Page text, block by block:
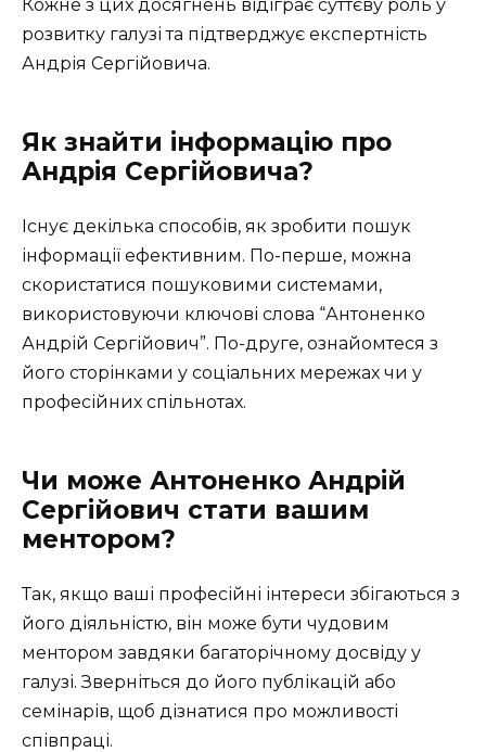
Кожне з цих досягнень відіграє суттєву роль у
розвитку галузі та підтверджує експертність
Андрія Сергійовича.
Як знайти інформацію про
Андрія Сергійовича?
Існує декілька способів, як зробити пошук
інформації ефективним. По-перше, можна
скористатися пошуковими системами,
використовуючи ключові слова “Антоненко
Андрій Сергійович”. По-друге, ознайомтеся з
його сторінками у соціальних мережах чи у
професійних спільнотах.
Чи може Антоненко Андрій
Сергійович стати вашим
ментором?
Так, якщо ваші професійні інтереси збігаються з
його діяльністю, він може бути чудовим
ментором завдяки багаторічному досвіду у
галузі. Зверніться до його публікацій або
семінарів, щоб дізнатися про можливості
співпраці.